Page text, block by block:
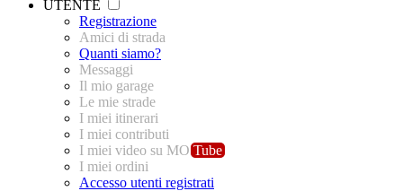
UTENTE
Registrazione
Amici di strada
Quanti siamo?
Messaggi
Il mio garage
Le mie strade
I miei itinerari
I miei contributi
I miei video su MO Tube
I miei ordini
Accesso utenti registrati